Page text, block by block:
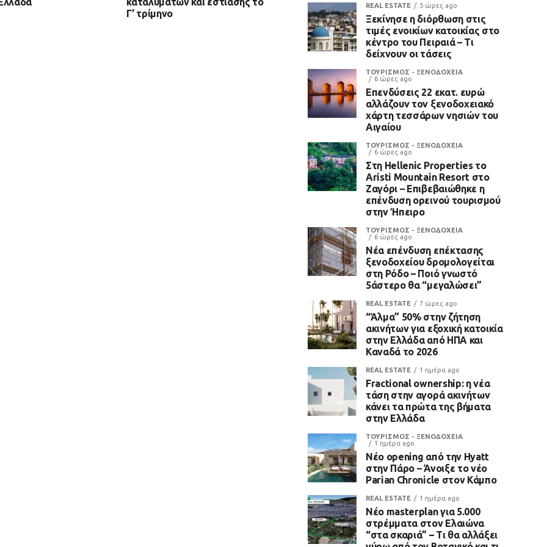
Γ’ τρίμηνο
REAL ESTATE 5 ώρες ago
Ξεκίνησε η διόρθωση στις
τιμές ενοικίων κατοικίας στο
κέντρο του Πειραιά – Τι
δείχνουν οι τάσεις
ΤΟΥΡΙΣΜΟΣ - ΞΕΝΟΔΟΧΕΙΑ
6 ώρες ago
Επενδύσεις 22 εκατ. ευρώ
αλλάζουν τον ξενοδοχειακό
χάρτη τεσσάρων νησιών του
Αιγαίου
ΤΟΥΡΙΣΜΟΣ - ΞΕΝΟΔΟΧΕΙΑ
6 ώρες ago
Στη Hellenic Properties το
Aristi Mountain Resort στο
Ζαγόρι – Επιβεβαιώθηκε η
επένδυση ορεινού τουρισμού
στην Ήπειρο
ΤΟΥΡΙΣΜΟΣ - ΞΕΝΟΔΟΧΕΙΑ
6 ώρες ago
Νέα επένδυση επέκτασης
ξενοδοχείου δρομολογείται
στη Ρόδο – Ποιό γνωστό
5άστερο θα “μεγαλώσει”
REAL ESTATE 7 ώρες ago
“Άλμα” 50% στην ζήτηση
ακινήτων για εξοχική κατοικία
στην Ελλάδα από ΗΠΑ και
Καναδά το 2026
REAL ESTATE 1 ημέρα ago
Fractional ownership: η νέα
τάση στην αγορά ακινήτων
κάνει τα πρώτα της βήματα
στην Ελλάδα
ΤΟΥΡΙΣΜΟΣ - ΞΕΝΟΔΟΧΕΙΑ
1 ημέρα ago
Νέο opening από την Hyatt
στην Πάρο – Άνοιξε το νέο
Parian Chronicle στον Κάμπο
REAL ESTATE 1 ημέρα ago
Νέο masterplan για 5.000
στρέμματα στον Ελαιώνα
“στα σκαριά” – Τι θα αλλάξει